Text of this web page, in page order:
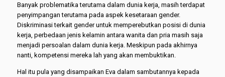
Banyak problematika terutama dalam dunia kerja, masih terdapat
penyimpangan terutama pada aspek kesetaraan gender.
Diskriminasi terkait gender untuk memperebutkan posisi di dunia
kerja, perbedaan jenis kelamin antara wanita dan pria masih saja
menjadi persoalan dalam dunia kerja. Meskipun pada akhirnya
nanti, kompetensi mereka lah yang akan membuktikan.
Hal itu pula yang disampaikan Eva dalam sambutannya kepada